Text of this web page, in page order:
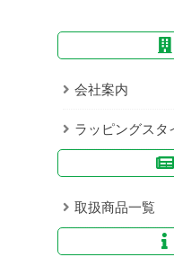
会社案内
ラッピングスタ
取扱商品一覧